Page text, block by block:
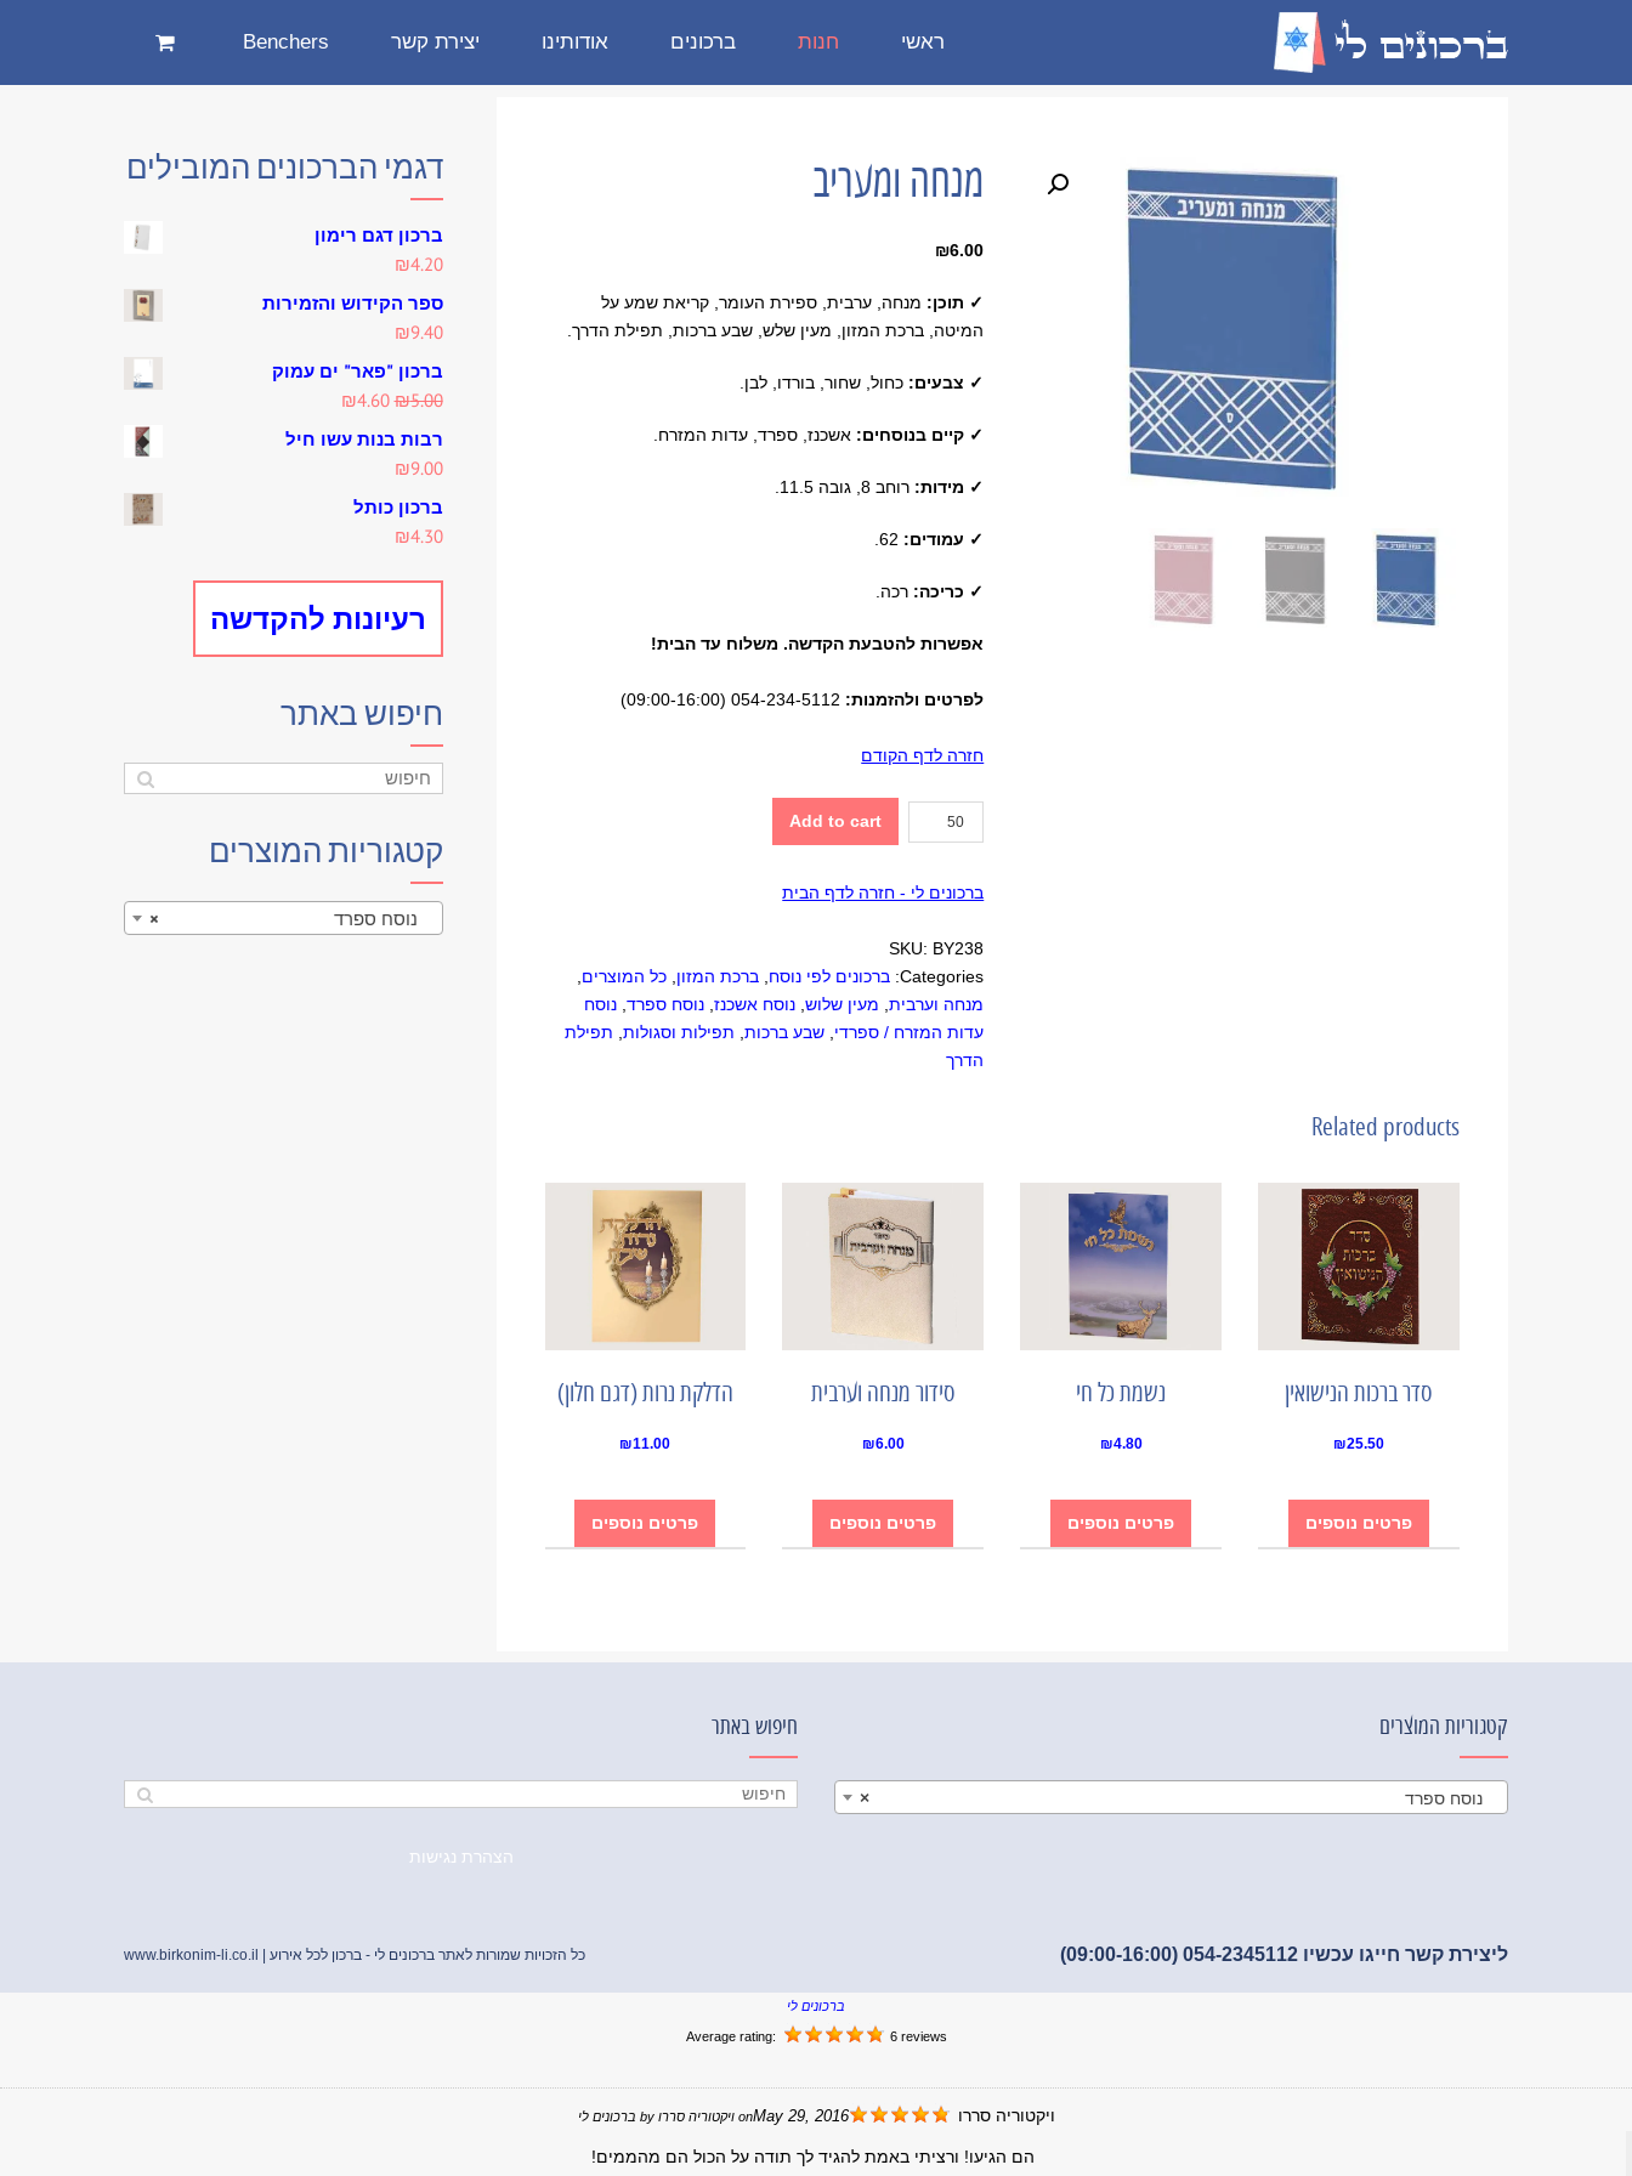
ראשי חנות ברכונים אודותינו יצירת קשר Benchers
מנחה ומעריב
₪6.00
✓ תוכן: מנחה, ערבית, ספירת העומר, קריאת שמע על
המיטה, ברכת המזון, מעין שלש, שבע ברכות, תפילת הדרך.
✓ צבעים: כחול, שחור, בורדו, לבן.
✓ קיים בנוסחים: אשכנז, ספרד, עדות המזרח.
✓ מידות: רוחב 8, גובה 11.5.
✓ עמודים:
✓ כריכה: רכה.
אפשרות להטבעת הקדשה. משלוח עד הבית!
לפרטים ולהזמנות:
חזרה לדף הקודם
מנחה
ומעריב
Add to cart
ברכונים לי - חזרה לדף הבית
SKU: BY238
Categories: ברכונים לפי נוסח ברכת המזון כל המוצרים
מנחה וערבית, מעין שלוש, נוסח אשכנז, נוסח ספרד, נוסח
עדות המזרח / ספרדי שבע ברכות, תפילות וסגולות, תפילת
הדרך
Related products
סדר ברכות הנישואין
₪25.50
פרטים נוספים
נשמת כל חי
₪4.80
פרטים נוספים
סידור מנחה וערבית
₪6.00
פרטים נוספים
הדלקת נרות (דגם חלון)
₪11.00
פרטים נוספים
דגמי הברכונים המובילים
ברכון דגם רימון
₪4.20
ספר הקידוש והזמירות
₪9.40
ברכון "פאר" ים עמוק
₪5.00
Original
₪4.60
רבות בנות עשו חיל
₪9.00
ברכון כותל
₪4.30
רעיונות להקדשה
חיפוש באתר
קטגוריות המוצרים
× נוסח ספרד
קטגוריות המוצרים
× נוסח ספרד
חיפוש באתר
הצהרת נגישות
ליצירת קשר חייגו עכשיו 054-2345112 (09:00-16:00) כל הזכויות שמורות לאתר ברכונים לי - ברכון לכל אירוע | www.birkonim-li.co.il
ברכונים לי
Average rating: 6 reviews
ויקטוריה סררו May 29, 2016
by ויקטוריה סררוon ברכונים לי
הם הגיעו! ורציתי באמת להגיד לך תודה על הכול הם מהממים!